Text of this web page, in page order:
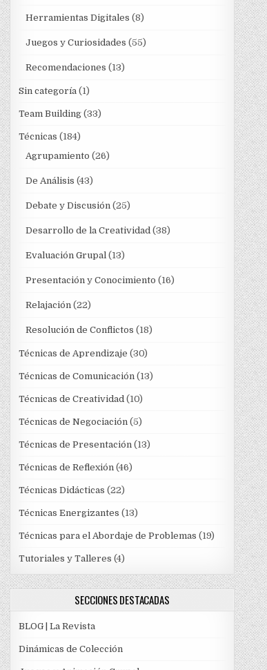
Herramientas Digitales (8)
Juegos y Curiosidades (55)
Recomendaciones (13)
Sin categoría(1)
Team Building(33)
Técnicas (184)
Agrupamiento (26)
De Análisis (43)
Debate y Discusión(25)
Desarrollo de la Creatividad(38)
Evaluación Grupal(13)
Presentación y Conocimiento (16)
Relajación(22)
Resolución de Conflictos (18)
Técnicas de Aprendizaje (30)
Técnicas de Comunicación(13)
Técnicas de Creatividad(10)
Técnicas de Negociación(5)
Técnicas de Presentación(13)
Técnicas de Reflexión(46)
Técnicas Didácticas (22)
Técnicas Energizantes (13)
Técnicas para el Abordaje de Problemas (19)
Tutoriales y Talleres (4)
SECCIONES DESTACADAS
BLOG | La Revista
Dinámicas de Colección